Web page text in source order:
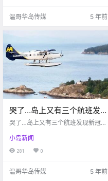
社交距离，.
温哥华岛传媒 5 年前
哭了…岛上又有三个航班发
现新冠感染！都这样了，还
行？！
哭了…岛上又有三个航班发现新冠感
口罩”游行？！
小岛新闻
281 0
温哥华岛传媒 5 年前